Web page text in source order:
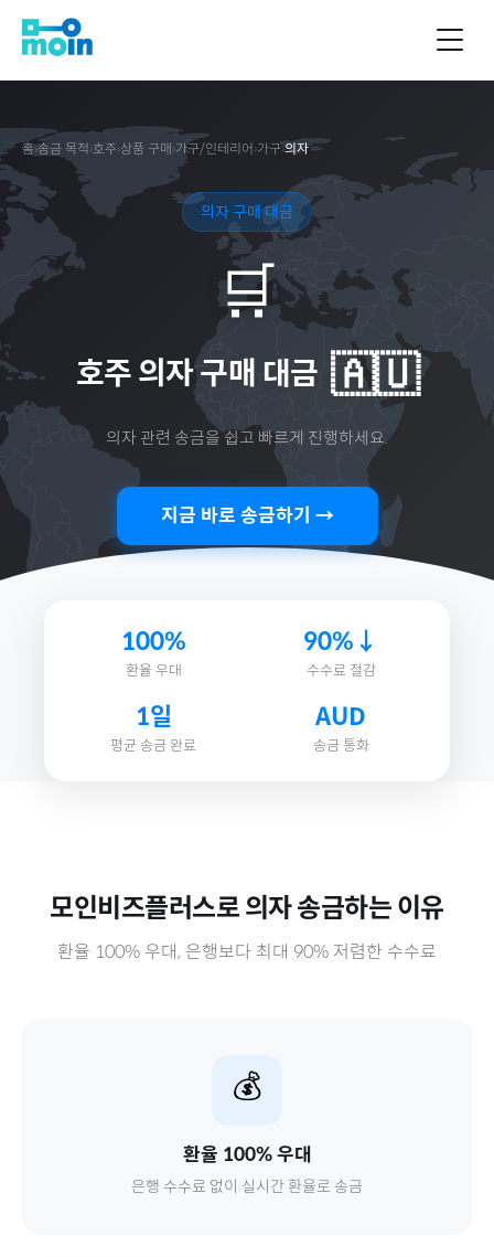
홈›송금 목적›호주›상품 구매 ›가구/인테리어 ›가구›의자
의자 구매 대금
🛒
호주 의자 구매 대금 🇦🇺
의자 관련 송금을 쉽고 빠르게 진행하세요.
지금 바로 송금하기 →
100%
환율 우대
90%↓
수수료 절감
1일
평균 송금 완료
AUD
송금 통화
모인비즈플러스로 의자송금하는 이유
환율 100% 우대, 은행보다 최대 90% 저렴한 수수료
💰
환율 100% 우대
은행 수수료 없이 실시간 환율로 송금